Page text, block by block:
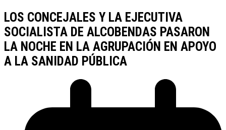
LOS CONCEJALES Y LA EJECUTIVA
SOCIALISTA DE ALCOBENDAS PASARON
LA NOCHE EN LA AGRUPACIÓN EN APOYO
A LA SANIDAD PÚBLICA